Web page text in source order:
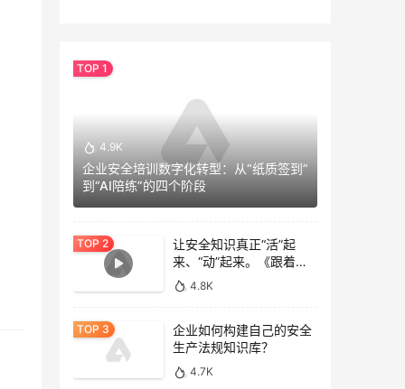
4.9K
企业安全培训数字化转型：从“纸质签到”
到“AI陪练”的四个阶段
让安全知识真正“活”起
来、“动”起来。《跟着专
家去逛gai》
4.8K
企业如何构建自己的安全
生产法规知识库？
4.7K